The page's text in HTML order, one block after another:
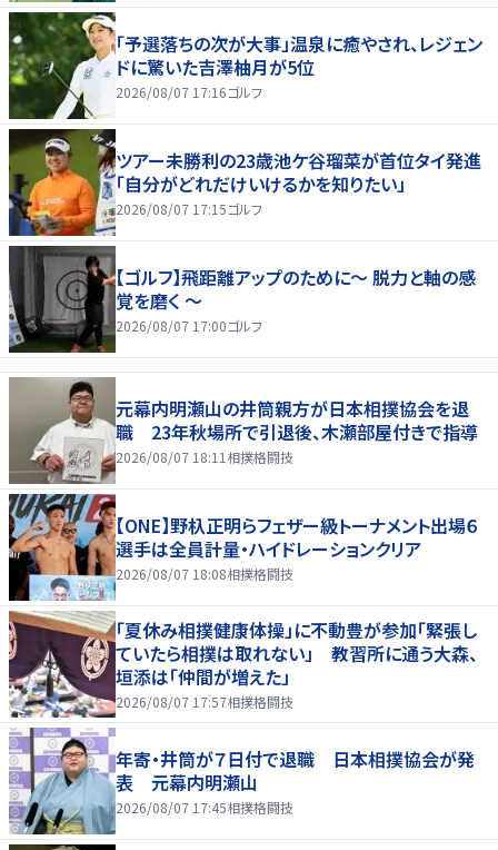
「予選落ちの次が大事」温泉に癒やされ、レジェン
ドに驚いた吉澤柚月が5位
2026/08/07 17:16ゴルフ
ツアー未勝利の23歳池ケ谷瑠菜が首位タイ発進
「自分がどれだけいけるかを知りたい」
2026/08/07 17:15ゴルフ
【ゴルフ】飛距離アップのために～ 脱力と軸の感
覚を磨く ～
2026/08/07 17:00ゴルフ
元幕内明瀬山の井筒親方が日本相撲協会を退
職 23年秋場所で引退後、木瀬部屋付きで指導
2026/08/07 18:11 相撲格闘技
【ONE】野杁正明らフェザー級トーナメント出場６
選手は全員計量・ハイドレーションクリア
2026/08/07 18:08相撲格闘技
「夏休み相撲健康体操」に不動豊が参加「緊張し
ていたら相撲は取れない」 教習所に通う大森、
垣添は「仲間が増えた」
2026/08/07 17:57相撲格闘技
年寄・井筒が７日付で退職 日本相撲協会が発
表 元幕内明瀬山
2026/08/07 17:45相撲格闘技